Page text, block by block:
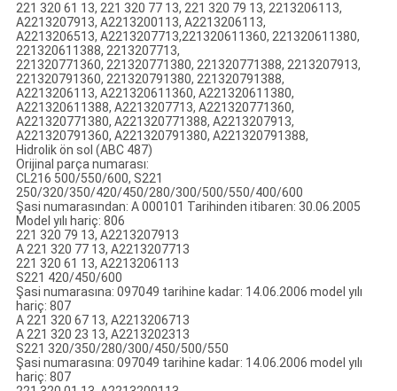
221 320 61 13, 221 320 77 13, 221 320 79 13, 2213206113,
A2213207913, A2213200113, A2213206113,
A2213206513, A2213207713,221320611360, 221320611380,
221320611388, 2213207713,
221320771360, 221320771380, 221320771388, 2213207913,
221320791360, 221320791380, 221320791388,
A2213206113, A221320611360, A221320611380,
A221320611388, A2213207713, A221320771360,
A221320771380, A221320771388, A2213207913,
A221320791360, A221320791380, A221320791388,
Hidrolik ön sol (ABC 487)
Orijinal parça numarası:
CL216 500/550/600, S221
250/320/350/420/450/280/300/500/550/400/600
Şasi numarasından: A 000101 Tarihinden itibaren: 30.06.2005
Model yılı hariç: 806
221 320 79 13, A2213207913
A 221 320 77 13, A2213207713
221 320 61 13, A2213206113
S221 420/450/600
Şasi numarasına: 097049 tarihine kadar: 14.06.2006 model yılı
hariç: 807
A 221 320 67 13, A2213206713
A 221 320 23 13, A2213202313
S221 320/350/280/300/450/500/550
Şasi numarasına: 097049 tarihine kadar: 14.06.2006 model yılı
hariç: 807